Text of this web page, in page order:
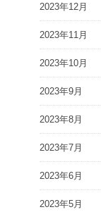
2023年12月
2023年11月
2023年10月
2023年9月
2023年8月
2023年7月
2023年6月
2023年5月